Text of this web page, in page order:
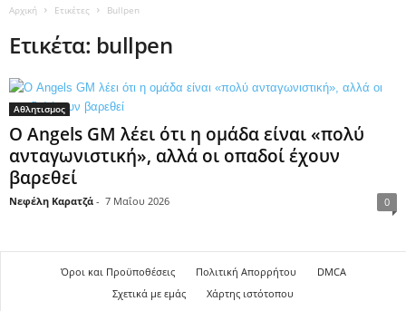
Αρχική Ετικέτες Bullpen
Ετικέτα: bullpen
Αθλητισμος
Ο Angels GM λέει ότι η ομάδα είναι «πολύ
ανταγωνιστική», αλλά οι οπαδοί έχουν
βαρεθεί
Νεφέλη Καρατζά - 7 Μαΐου 2026 0
Όροι και Προϋποθέσεις Πολιτική Απορρήτου
DMCA
Σχετικά με εμάς
Χάρτης ιστότοπου